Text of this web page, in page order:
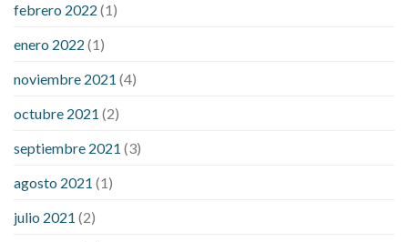
febrero 2022 (1)
enero 2022 (1)
noviembre 2021 (4)
octubre 2021 (2)
septiembre 2021 (3)
agosto 2021 (1)
julio 2021 (2)